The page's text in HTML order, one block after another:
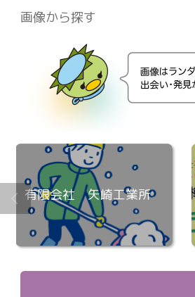
画像から探す
有限会社 矢崎工業所